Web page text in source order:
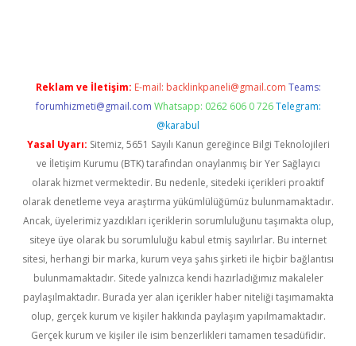
Reklam ve İletişim: E-mail: backlinkpaneli@gmail.com Teams:
forumhizmeti@gmail.com Whatsapp: 0262 606 0 726 Telegram:
@karabul
Yasal Uyarı: Sitemiz, 5651 Sayılı Kanun gereğince Bilgi Teknolojileri
ve İletişim Kurumu (BTK) tarafından onaylanmış bir Yer Sağlayıcı
olarak hizmet vermektedir. Bu nedenle, sitedeki içerikleri proaktif
olarak denetleme veya araştırma yükümlülüğümüz bulunmamaktadır.
Ancak, üyelerimiz yazdıkları içeriklerin sorumluluğunu taşımakta olup,
siteye üye olarak bu sorumluluğu kabul etmiş sayılırlar. Bu internet
sitesi, herhangi bir marka, kurum veya şahıs şirketi ile hiçbir bağlantısı
bulunmamaktadır. Sitede yalnızca kendi hazırladığımız makaleler
paylaşılmaktadır. Burada yer alan içerikler haber niteliği taşımamakta
olup, gerçek kurum ve kişiler hakkında paylaşım yapılmamaktadır.
Gerçek kurum ve kişiler ile isim benzerlikleri tamamen tesadüfidir.